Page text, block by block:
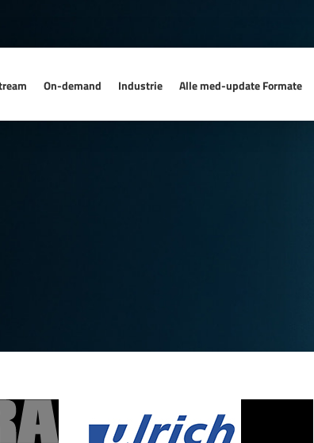
On-demand Industrie Alle med-update Formate